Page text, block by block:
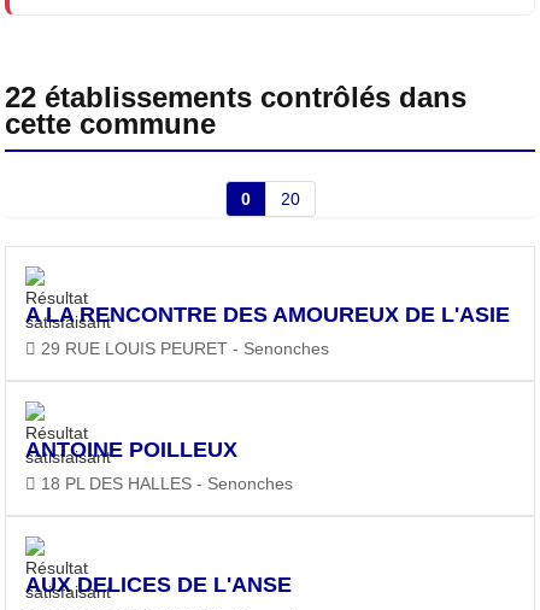
22 établissements contrôlés dans
cette commune
0 20
A LA RENCONTRE DES AMOUREUX DE L'ASIE
29 RUE LOUIS PEURET - Senonches
ANTOINE POILLEUX
18 PL DES HALLES - Senonches
AUX DELICES DE L'ANSE